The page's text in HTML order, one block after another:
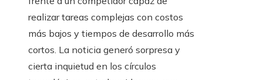
realizar tareas complejas con costos
más bajos y tiempos de desarrollo más
cortos. La noticia generó sorpresa y
cierta inquietud en los círculos